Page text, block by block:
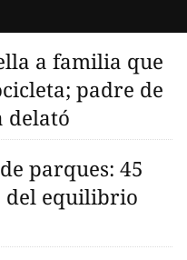
a familia que
padre de
delató
parques: 45
del equilibrio